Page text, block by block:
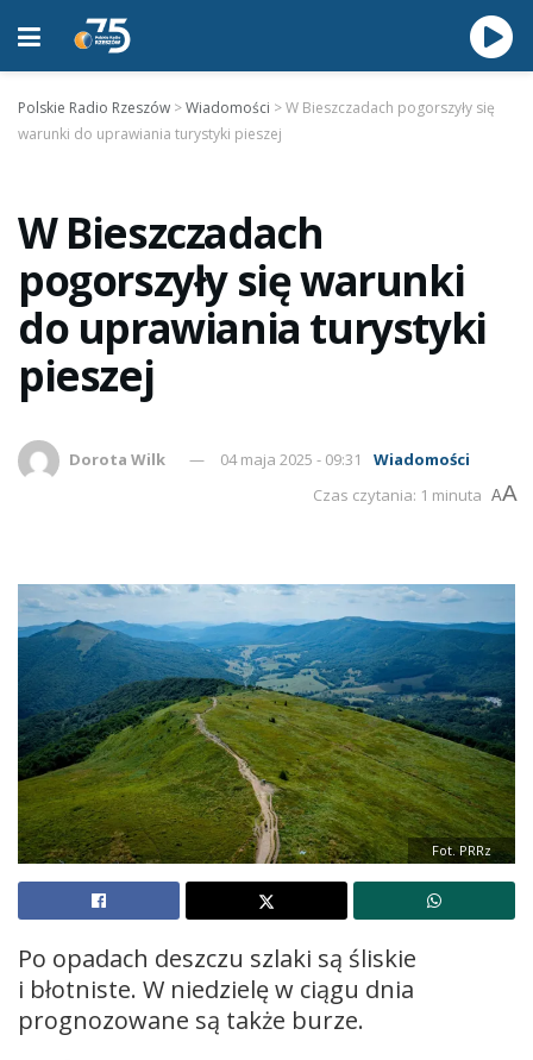
Polskie Radio Rzeszów >Wiadomości >W Bieszczadach pogorszyły się
warunki do uprawiania turystyki pieszej
W Bieszczadach
pogorszyły się warunki
do uprawiania turystyki
pieszej
Dorota Wilk 04 maja 2025 - 09:31
Wiadomości
Czas czytania: 1 minuta AA
Fot. PRRz
Po opadach deszczu szlaki są śliskie
i błotniste. W niedzielę w ciągu dnia
prognozowane są także burze.